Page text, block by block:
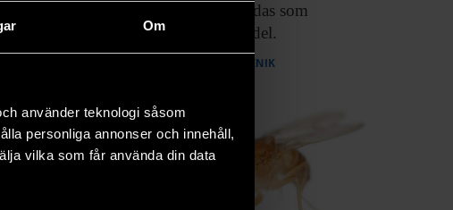
Om
använder teknologi såsom
personliga annonser och innehåll,
vilka som får använda din data
kan också användas som
bekämpningsmedel.
TEKNIK